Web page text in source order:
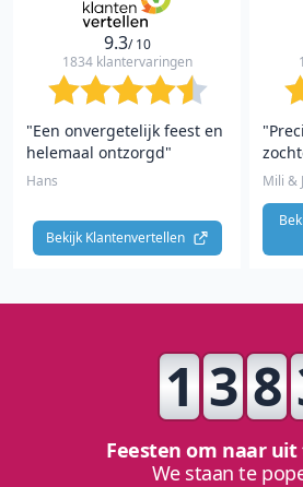
9.3/ 10
1834 klantervaringen
"Een onvergetelijk feest en
helemaal ontzorgd"
Hans
Bekijk Klantenvertellen
Mili &
1 3 8
Feesten om naar
We staan te